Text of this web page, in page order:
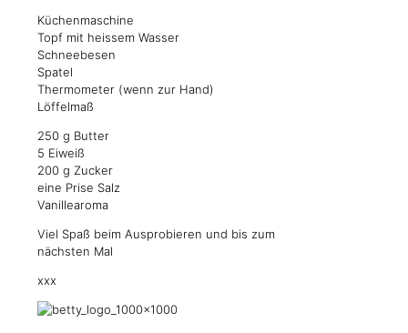
Küchenmaschine
Topf mit heissem Wasser
Schneebesen
Spatel
Thermometer (wenn zur Hand)
Löffelmaß
250 g Butter
5 Eiweiß
200 g Zucker
eine Prise Salz
Vanillearoma
Viel Spaß beim Ausprobieren und bis zum
nächsten Mal
xxx